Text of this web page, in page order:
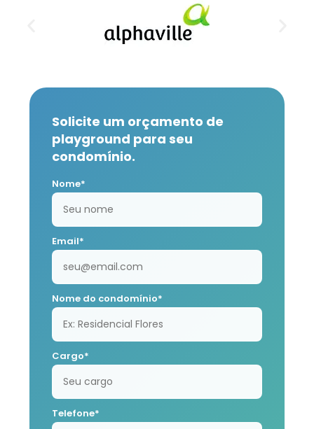
Solicite um orçamento de
playground para seu
condomínio.
Nome*
Email*
Nome do condomínio*
Cargo*
Telefone*